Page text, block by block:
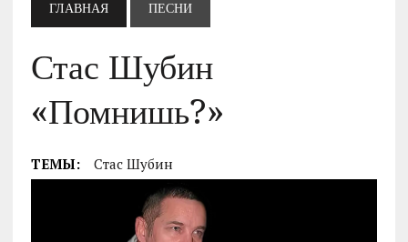
ГЛАВНАЯ ПЕСНИ
Стас Шубин
«Помнишь?»
ТЕМЫ: Стас Шубин